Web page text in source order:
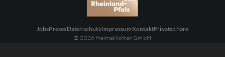
JobsPresseDatenschutzImpressum KontaktPrivatsphäre
© 2026 Heimatlichter GmbH